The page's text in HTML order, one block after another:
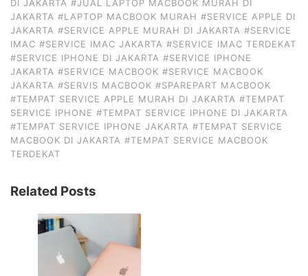
DI JAKARTA #JUAL LAPTOP MACBOOK MURAH DI
JAKARTA #LAPTOP MACBOOK MURAH #SERVICE APPLE DI
JAKARTA #SERVICE APPLE MURAH DI JAKARTA #SERVICE
IMAC #SERVICE IMAC JAKARTA #SERVICE IMAC TERDEKAT
#SERVICE IPHONE DI JAKARTA #SERVICE IPHONE
JAKARTA #SERVICE MACBOOK #SERVICE MACBOOK
JAKARTA #SERVIS MACBOOK #SPAREPART MACBOOK
#TEMPAT SERVICE APPLE MURAH DI JAKARTA #TEMPAT
SERVICE IPHONE #TEMPAT SERVICE IPHONE DI JAKARTA
#TEMPAT SERVICE IPHONE JAKARTA #TEMPAT SERVICE
MACBOOK DI JAKARTA #TEMPAT SERVICE MACBOOK
TERDEKAT
Related Posts